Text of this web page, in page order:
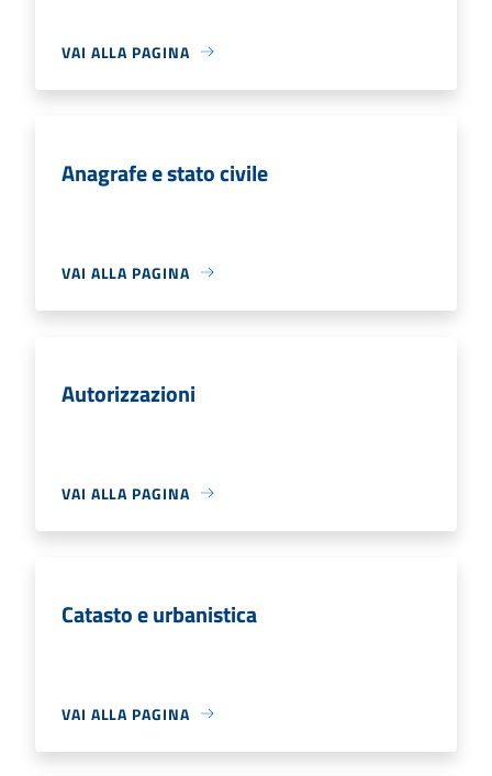
VAI ALLA PAGINA
Anagrafe e stato civile
VAI ALLA PAGINA
Autorizzazioni
VAI ALLA PAGINA
Catasto e urbanistica
VAI ALLA PAGINA